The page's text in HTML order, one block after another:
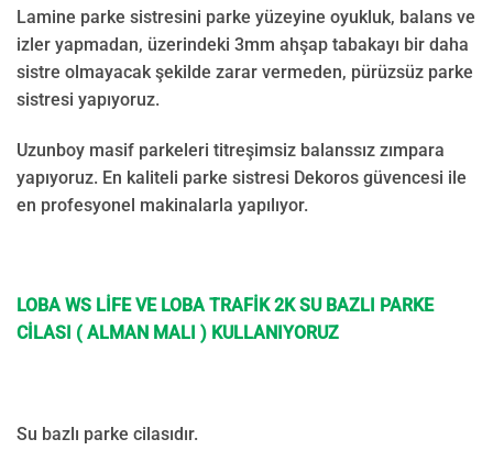
Lamine parke sistresini parke yüzeyine oyukluk, balans ve
izler yapmadan, üzerindeki 3mm ahşap tabakayı bir daha
sistre olmayacak şekilde zarar vermeden, pürüzsüz parke
sistresi yapıyoruz.
Uzunboy masif parkeleri titreşimsiz balanssız zımpara
yapıyoruz. En kaliteli parke sistresi Dekoros güvencesi ile
en profesyonel makinalarla yapılıyor.
LOBA WS LİFE VE LOBA TRAFİK 2K SU BAZLI PARKE
CİLASI ( ALMAN MALI ) KULLANIYORUZ
Su bazlı parke cilasıdır.